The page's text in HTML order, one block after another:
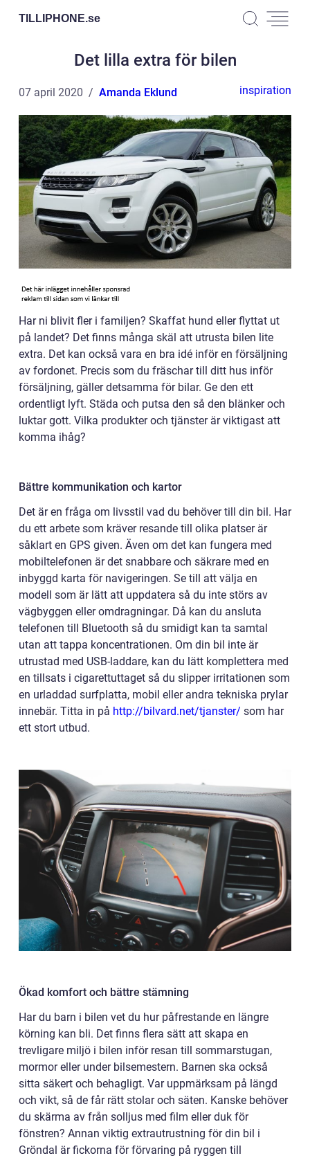
TILLIPHONE.se
Det lilla extra för bilen
07 april 2020 Amanda Eklund inspiration
Har ni blivit fler i familjen? Skaffat hund eller flyttat ut
på landet? Det finns många skäl att utrusta bilen lite
extra. Det kan också vara en bra idé inför en försäljning
av fordonet. Precis som du fräschar till ditt hus inför
försäljning, gäller detsamma för bilar. Ge den ett
ordentligt lyft. Städa och putsa den så den blänker och
luktar gott. Vilka produkter och tjänster är viktigast att
komma ihåg?
Bättre kommunikation och kartor
Det är en fråga om livsstil vad du behöver till din bil. Har
du ett arbete som kräver resande till olika platser är
såklart en GPS given. Även om det kan fungera med
mobiltelefonen är det snabbare och säkrare med en
inbyggd karta för navigeringen. Se till att välja en
modell som är lätt att uppdatera så du inte störs av
vägbyggen eller omdragningar. Då kan du ansluta
telefonen till Bluetooth så du smidigt kan ta samtal
utan att tappa koncentrationen. Om din bil inte är
utrustad med USB-laddare, kan du lätt komplettera med
en tillsats i cigarettuttaget så du slipper irritationen som
en urladdad surfplatta, mobil eller andra tekniska prylar
innebär. Titta in på http://bilvard.net/tjanster/ som har
ett stort utbud.
Ökad komfort och bättre stämning
Har du barn i bilen vet du hur påfrestande en längre
körning kan bli. Det finns flera sätt att skapa en
trevligare miljö i bilen inför resan till sommarstugan,
mormor eller under bilsemestern. Barnen ska också
sitta säkert och behagligt. Var uppmärksam på längd
och vikt, så de får rätt stolar och säten. Kanske behöver
du skärma av från solljus med film eller duk för
fönstren? Annan viktig extrautrustning för din bil i
Gröndal är fickorna för förvaring på ryggen till